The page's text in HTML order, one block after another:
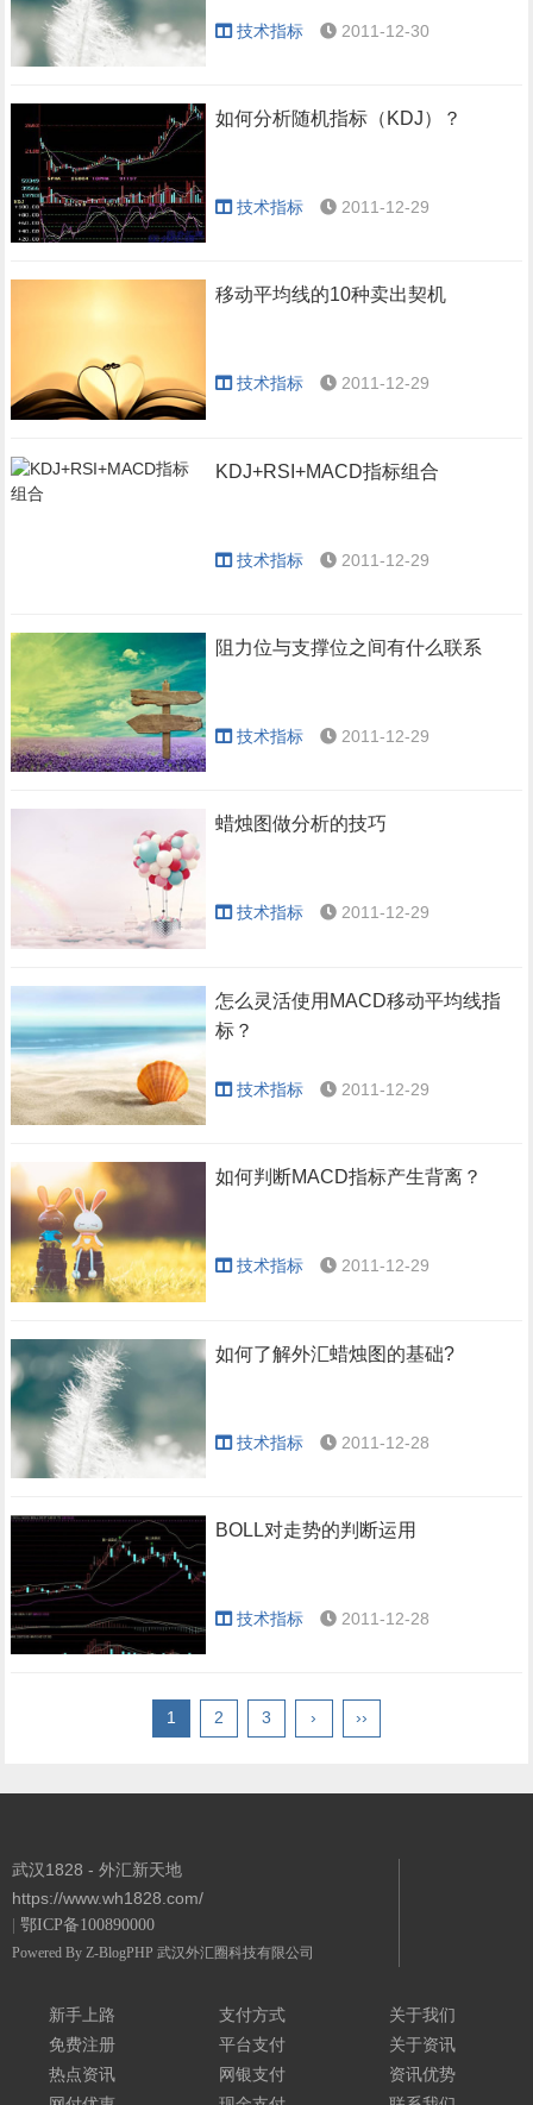
技术指标 2011-12-30
如何分析随机指标（KDJ）？
技术指标 2011-12-29
移动平均线的10种卖出契机
技术指标 2011-12-29
KDJ+RSI+MACD指标组合
技术指标 2011-12-29
阻力位与支撑位之间有什么联系
技术指标 2011-12-29
蜡烛图做分析的技巧
技术指标 2011-12-29
怎么灵活使用MACD移动平均线指
标？
技术指标 2011-12-29
如何判断MACD指标产生背离？
技术指标 2011-12-29
如何了解外汇蜡烛图的基础?
技术指标 2011-12-28
BOLL对走势的判断运用
技术指标 2011-12-28
1 2 3 › ››
武汉1828 - 外汇新天地
https://www.wh1828.com/
鄂ICP备100890000
Powered By Z-BlogPHP 武汉外汇圈科技有限公司
新手上路
免费注册
热点资讯
支付方式
平台支付
网银支付
关于我们
关于资讯
资讯优势